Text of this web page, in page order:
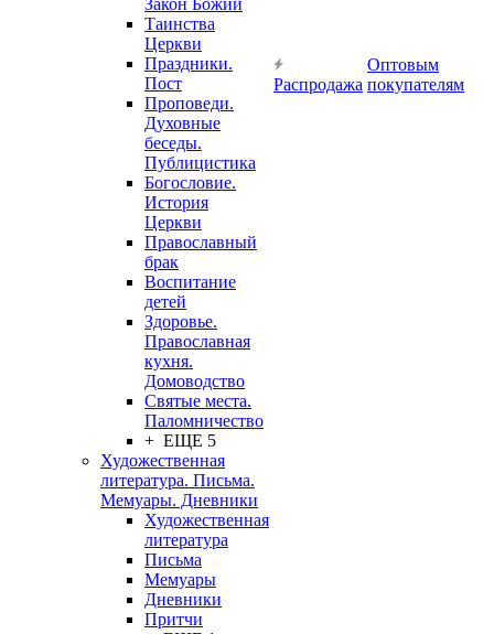
Закон Божий
Таинства
Церкви
Праздники.
Пост
Проповеди.
Духовные
беседы.
Публицистика
Богословие.
История
Церкви
Православный
брак
Воспитание
детей
Здоровье.
Православная
кухня.
Домоводство
Святые места.
Паломничество
+ ЕЩЕ 5
Художественная
литература. Письма.
Мемуары. Дневники
Художественная
литература
Письма
Мемуары
Дневники
Притчи
Распродажа
Оптовым
покупателям